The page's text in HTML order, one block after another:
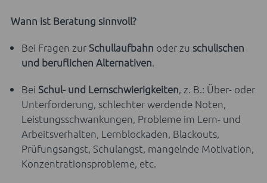
Wann ist Beratung sinnvoll?
Bei Fragen zurSchullaufbahn oder zu schulischen
und beruflichen Alternativen.
Bei Schul- und Lernschwierigkeiten, z. B.: Über- oder
Unterforderung, schlechter werdende Noten,
Leistungsschwankungen, Probleme im Lern- und
Arbeitsverhalten, Lernblockaden, Blackouts,
Prüfungsangst, Schulangst, mangelnde Motivation,
Konzentrationsprobleme, etc.